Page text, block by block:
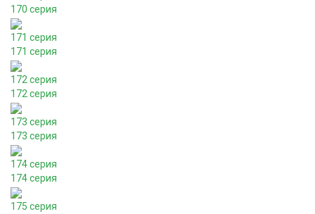
170 серия
171 серия
171 серия
172 серия
172 серия
173 серия
173 серия
174 серия
174 серия
175 серия